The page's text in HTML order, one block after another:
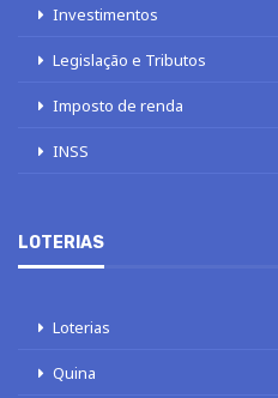
Investimentos
Legislação e Tributos
Imposto de renda
INSS
LOTERIAS
Loterias
Quina